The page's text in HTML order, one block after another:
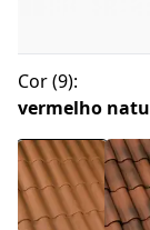
Cor(9):
vermelho